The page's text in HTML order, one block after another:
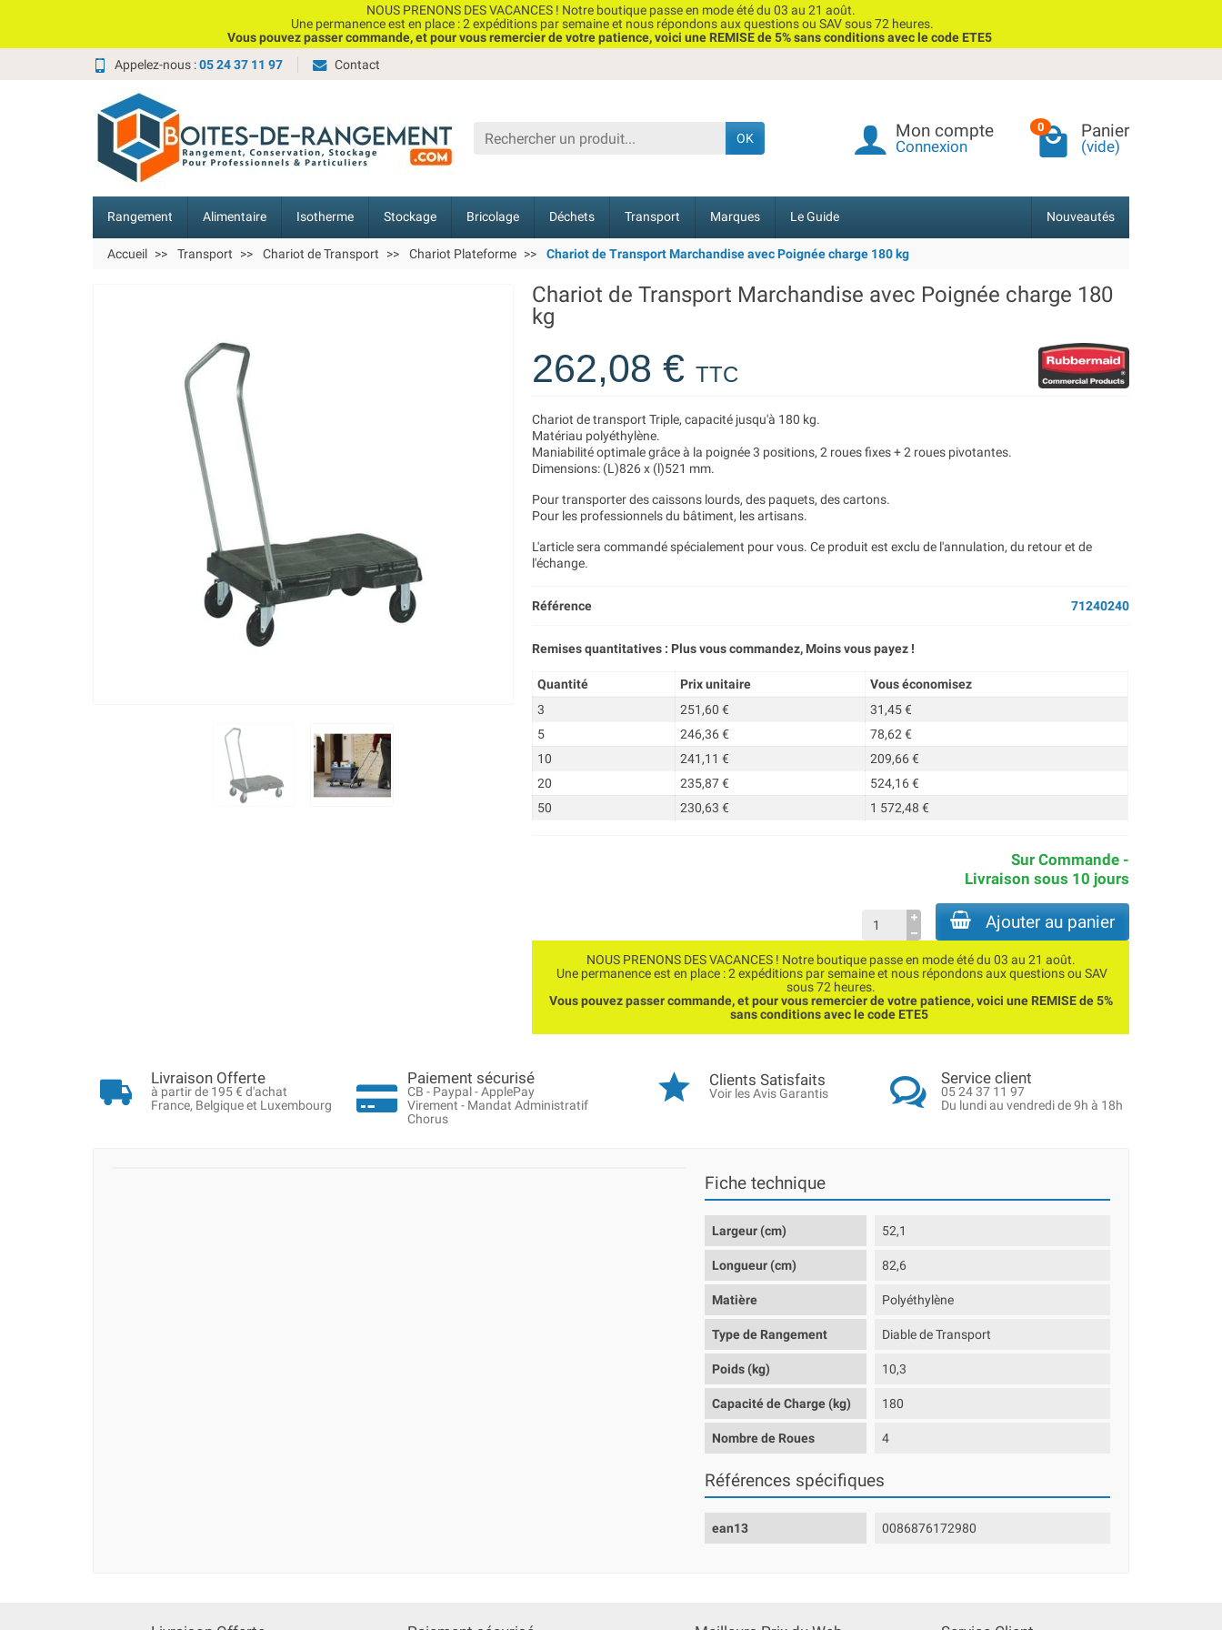
NOUS PRENONS DES VACANCES ! Notre boutique passe en mode été du 03 au 21 août.
Une permanence est en place : 2 expéditions par semaine et nous répondons aux questions ou SAV sous 72 heures.
Vous pouvez passer commande, et pour vous remercier de votre patience, voici une REMISE de 5% sans conditions avec le code ETE5
Appelez-nous :05 24 37 11 97 Contact
OK Mon compte
Connexion
0 Panier
(vide)
Rangement Alimentaire Isotherme Stockage Bricolage Déchets Transport Marques Le Guide Nouveautés
Accueil Transport Chariot de Transport Chariot Plateforme Chariot de Transport Marchandise avec Poignée charge 180 kg
Chariot de Transport Marchandise avec Poignée charge 180
kg
262,08 €TTC
Chariot de transport Triple, capacité jusqu'à 180 kg.
Matériau polyéthylène.
Maniabilité optimale grâce à la poignée 3 positions, 2 roues fixes + 2 roues pivotantes.
Dimensions: (L)826 x (l)521 mm.
Pour transporter des caissons lourds, des paquets, des cartons.
Pour les professionnels du bâtiment, les artisans.
L'article sera commandé spécialement pour vous. Ce produit est exclu de l'annulation, du retour et de
l'échange.
Référence 71240240
Remises quantitatives : Plus vous commandez, Moins vous payez !
Quantité Prix unitaire
Vous économisez
3
251,60 €
31,45 €
5
246,36 €
78,62 €
10
241,11 €
209,66 €
20
235,87 €
524,16 €
50
230,63 € 1 572,48 €
Sur Commande -
Livraison sous 10 jours
Ajouter au panier
NOUS PRENONS DES VACANCES ! Notre boutique passe en mode été du 03 au 21 août.
Une permanence est en place : 2 expéditions par semaine et nous répondons aux questions ou SAV
sous 72 heures.
Vous pouvez passer commande, et pour vous remercier de votre patience, voici une REMISE de 5%
sans conditions avec le code ETE5
Livraison Offerte
à partir de 195 € d'achat
France, Belgique et Luxembourg
Paiement sécurisé
CB - Paypal - ApplePay
Virement - Mandat Administratif
Chorus
Clients Satisfaits
Voir les Avis Garantis
Service client
05 24 37 11 97
Du lundi au vendredi de 9h à 18h
Fiche technique
Largeur (cm) 52,1
Longueur (cm) 82,6
Matière Polyéthylène
Type de Rangement Diable de Transport
Poids (kg) 10,3
Capacité de Charge (kg) 180
Nombre de Roues 4
Références spécifiques
ean13 0086876172980